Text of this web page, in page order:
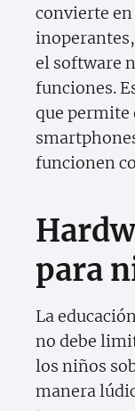
convierte
el software
funciones.
que permite
funcionen
para
La
no debe
los niños
manera